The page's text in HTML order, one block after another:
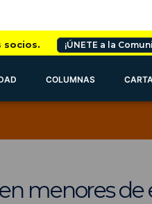
socios. ¡ÚNETE a la
COLUMNAS
menores